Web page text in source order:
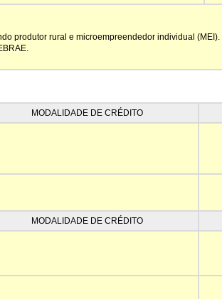
produtor rural e microempreendedor individual (MEI).
MODALIDADE DE CRÉDITO
MODALIDADE DE CRÉDITO